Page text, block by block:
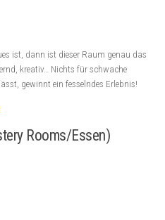
ist, dann ist dieser Raum genau das
kreativ… Nichts für schwache
gewinnt ein fesselndes Erlebnis!
Rooms/Essen)